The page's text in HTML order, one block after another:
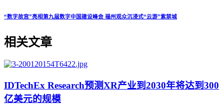
“数字故宫”亮相第九届数字中国建设峰会 福州观众沉浸式“云游”紫禁城
相关文章
IDTechEx Research预测XR产业到2030年将达到300
亿美元的规模